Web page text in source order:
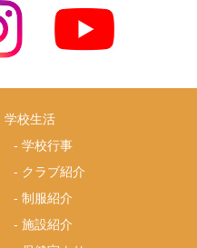
学校生活
-学校行事
- クラブ紹介
-制服紹介
-施設紹介